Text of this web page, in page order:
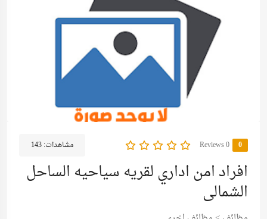
0
0 Reviews مشاهدات:143
افراد امن اداري لقريه سياحيه الساحل
الشمالى